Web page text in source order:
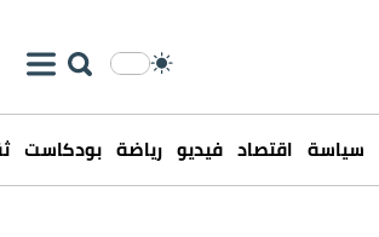
سياسة اقتصاد فيديو رياضة بودكاست